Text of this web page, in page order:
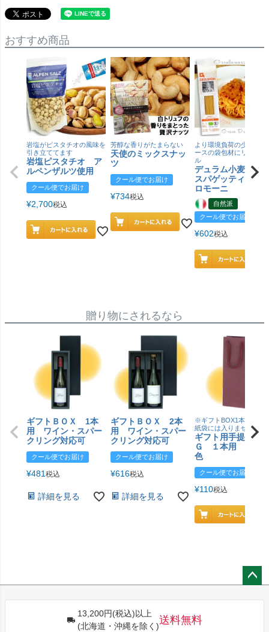
おすすめ商品
岩塩がピスタチオの風味を
引き立ててます
岩塩ピスタチオ ア
ルペンザルツ使用
クール便でお届け
¥2,700税込
芳醇な香りがたまらない
天使のミックスナッ
ツ
クール便でお届け
¥734税込
より環境負荷の少ない紙
ースの袋包材にリニュー
ル
デュラム小麦 有
スパゲッティ／ジ
ロモーニ
自然派
クール便でお届け
¥602税込
贈り物にされるなら
ギフトＢＯＸ 1本
用 ワイン・スパー
クリング対応可
クール便でお届け
¥481 税込
詳細を見る
ギフトＢＯＸ 2本
用 ワイン・スパー
クリング対応可
クール便でお届け
¥616税込
詳細を見る
※ギフトBOX1本用はこ
紙袋には入りません
ギフト用手提げＢ
Ｇ １本用 エン
色
クール便でお届け
¥110税込
13,200円(税込)以上
(北海道・沖縄を除く)
送料無料